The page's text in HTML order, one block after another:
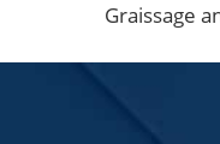
Graissage